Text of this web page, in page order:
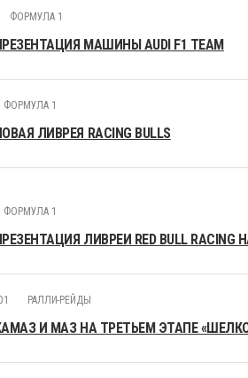
ФОРМУЛА 1
МАШИНЫ AUDI F1 TEAM
ФОРМУЛА 1
ЛИВРЕЯ RACING BULLS
ФОРМУЛА 1
ЛИВРЕИ RED BULL RACING
РАЛЛИ-РЕЙДЫ
И МАЗ НА ТРЕТЬЕМ ЭТАПЕ